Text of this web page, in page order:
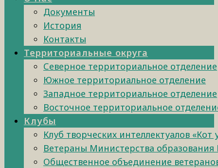
Документы
История
Контакты
Территориальные округа
Северное территориальное отделение
Южное территориальное отделение
Западное территориальное отделение
Восточное территориальное
Клубы
Клуб творческих интеллектуалов «Кот
Ветераны Министерства образования
Общественное объединение